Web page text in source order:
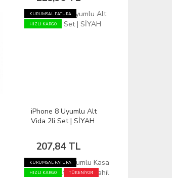
KURUMSAL FATURA
HIZLI KARGO
iPhone 8 Uyumlu Alt
Vida 2li Set | SİYAH
207,84 TL
KURUMSAL FATURA
HIZLI KARGO
TÜKENİYOR!